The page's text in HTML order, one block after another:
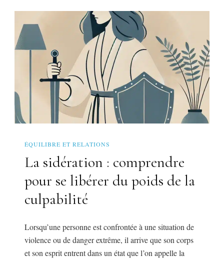
ÉQUILIBRE ET RELATIONS
La sidération : comprendre
pour se libérer du poids de la
culpabilité
Lorsqu’une personne est confrontée à une situation de
violence ou de danger extrême, il arrive que son corps
et son esprit entrent dans un état que l’on appelle la